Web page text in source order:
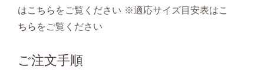
はこちら をご覧ください ※適応サイズ目安表はこ
ちら をご覧ください
ご注文手順